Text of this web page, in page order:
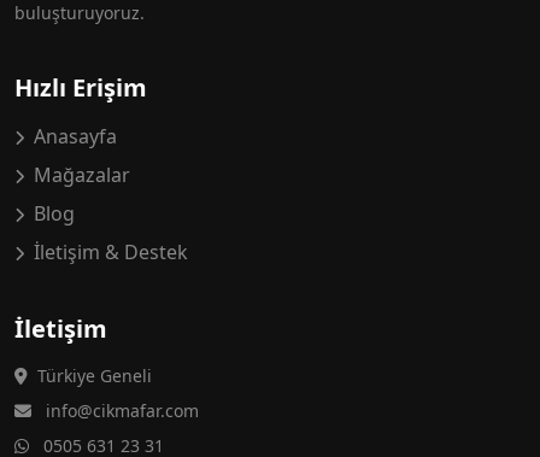
buluşturuyoruz.
Hızlı Erişim
Anasayfa
Mağazalar
Blog
İletişim & Destek
İletişim
Türkiye Geneli
info@cikmafar.com
0505 631 23 31